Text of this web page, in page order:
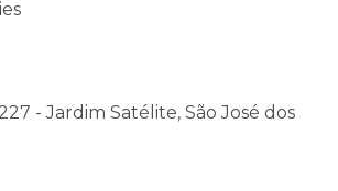
- Jardim Satélite, São José dos